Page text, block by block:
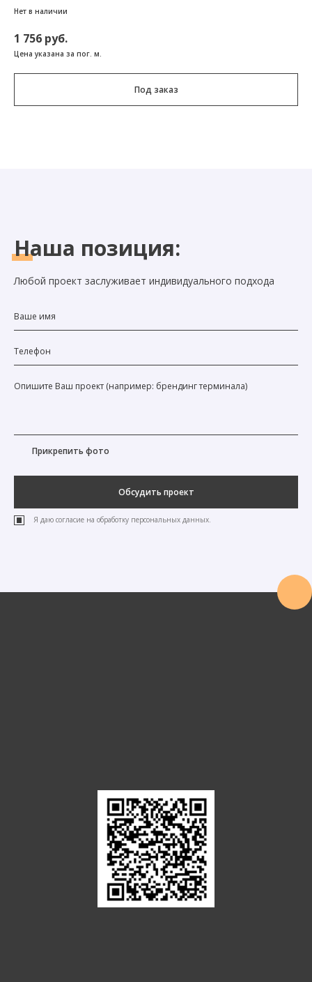
Нет в наличии
1 756 руб.
Цена указана за пог. м.
Под заказ
Наша позиция:
Любой проект заслуживает индивидуального подхода
Прикрепить фото
Обсудить проект
Я даю согласие на обработку персональных данных.